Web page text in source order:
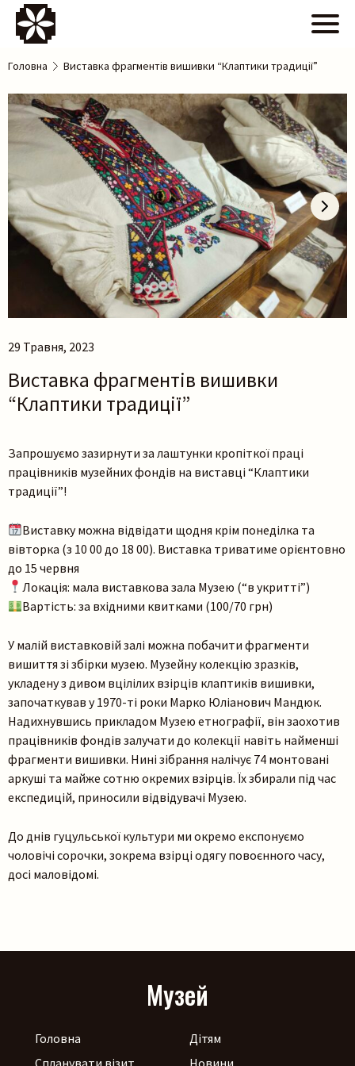
Пошук на сайті
Шукати
Головна Виставка фрагментів вишивки “Клаптики традиції”
29 Травня, 2023
Виставка фрагментів вишивки
“Клаптики традиції”
Запрошуємо зазирнути за лаштунки кропіткої праці
працівників музейних фондів на виставці “Клаптики
традиції”!
Виставку можна відвідати щодня крім понеділка та
вівторка (з 10 00 до 18 00). Виставка триватиме орієнтовно
до 15 червня
Локація: мала виставкова зала Музею (“в укритті”)
Вартість: за вхідними квитками (100/70 грн)
У малій виставковій залі можна побачити фрагменти
вишиття зі збірки музею. Музейну колекцію зразків,
укладену з дивом вцілілих взірців клаптиків вишивки,
започаткував у 1970-ті роки Марко Юліанович Мандюк.
Надихнувшись прикладом Музею етнографії, він заохотив
працівників фондів залучати до колекції навіть найменші
фрагменти вишивки. Нині зібрання налічує 74 монтовані
аркуші та майже сотню окремих взірців. Їх збирали під час
експедицій, приносили відвідувачі Музею.
До днів гуцульської культури ми окремо експонуємо
чоловічі сорочки, зокрема взірці одягу повоєнного часу,
досі маловідомі.
Музей
Головна
Дітям